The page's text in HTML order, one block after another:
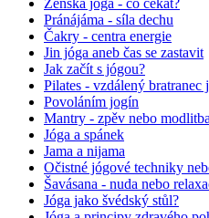
Pránájáma - síla dechu
Čakry - centra energie
Jin jóga aneb čas se zastavit
Jak začít s jógou?
Pilates - vzdálený bratranec
Povoláním jogín
Mantry - zpěv nebo
Jóga a spánek
Jama a nijama
Očistné jógové techniky
Šavásana - nuda nebo
Jóga jako švédský stůl?